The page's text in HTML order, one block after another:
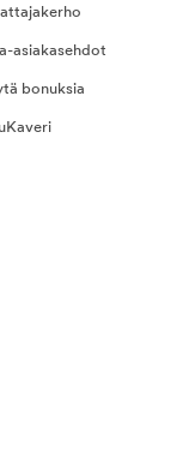
asiakasehdot
bonuksia